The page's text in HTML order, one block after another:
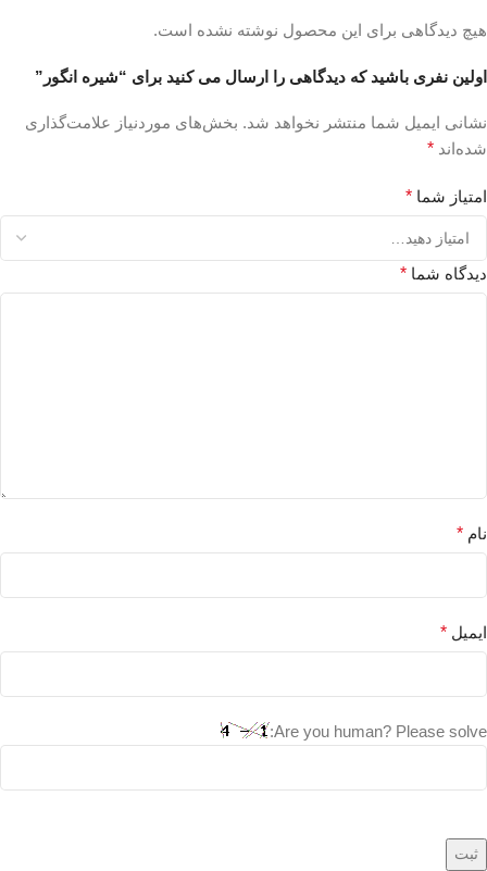
هیچ دیدگاهی برای این محصول نوشته نشده است.
اولین نفری باشید که دیدگاهی را ارسال می کنید برای “شیره انگور”
نشانی ایمیل شما منتشر نخواهد شد. بخش‌های موردنیاز علامت‌گذاری
شده‌اند *
امتیاز شما *
دیدگاه شما *
نام *
ایمیل *
Are you human? Please solve: